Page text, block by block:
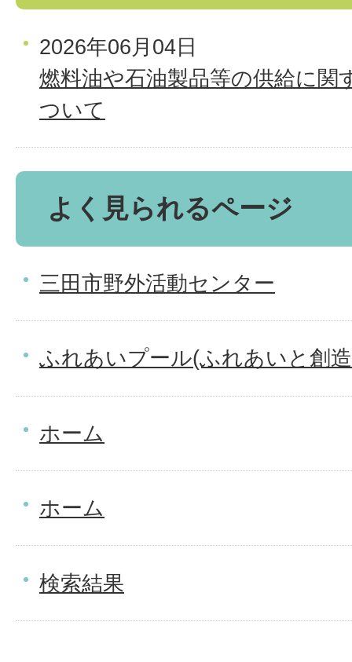
2026年06月04日
燃料油や石油製品等の供給に関
ついて
よく見られるページ
三田市野外活動センター
ふれあいプール(ふれあいと創
ホーム
ホーム
検索結果